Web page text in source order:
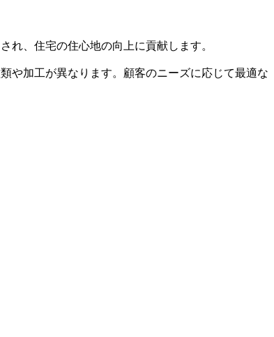
れ、住宅の住心地の向上に貢献します。
や加工が異なります。顧客のニーズに応じて最適な